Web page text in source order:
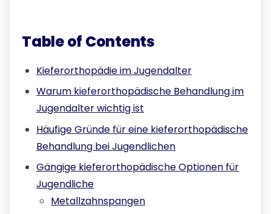
Table of Contents
Kieferorthopädie im Jugendalter
Warum kieferorthopädische Behandlung im
Jugendalter wichtig ist
Häufige Gründe für eine kieferorthopädische
Behandlung bei Jugendlichen
Gängige kieferorthopädische Optionen für
Jugendliche
Metallzahnspangen